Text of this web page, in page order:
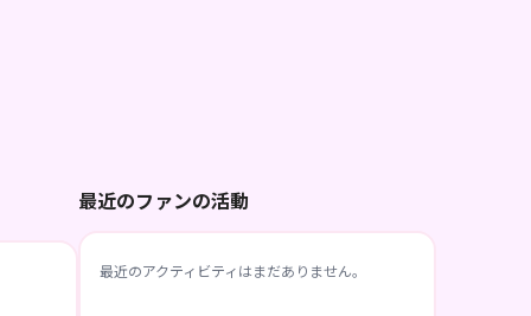
最近のファンの活動
最近のアクティビティはまだありません。